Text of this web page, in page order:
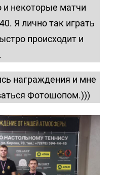
и некоторые матчи
Я лично так играть
происходит и
награждения и мне
Фотошопом.)))